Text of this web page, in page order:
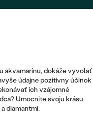
akvamarínu, dokáže vyvolať
údajne pozitívny účinok
ich vzájomné
Umocnite svoju krásu
diamantmi.